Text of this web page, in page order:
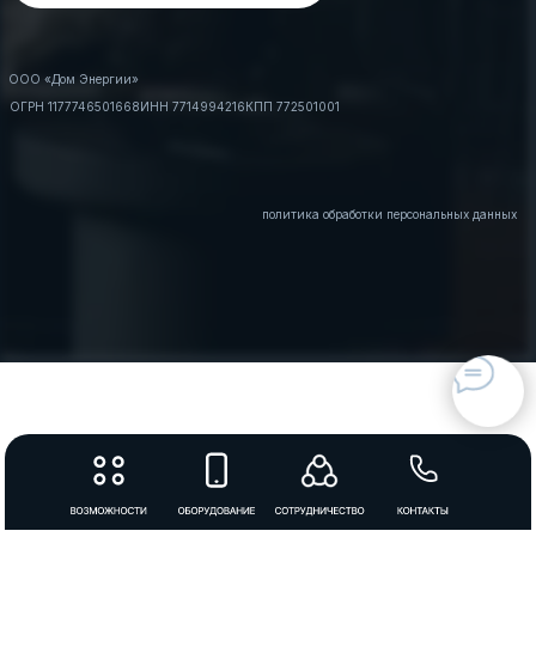
ОГРН 1177746501668ИНН 7714994216КПП 772501001
политика обработки персональных данных
ООО «Дом Энергии»